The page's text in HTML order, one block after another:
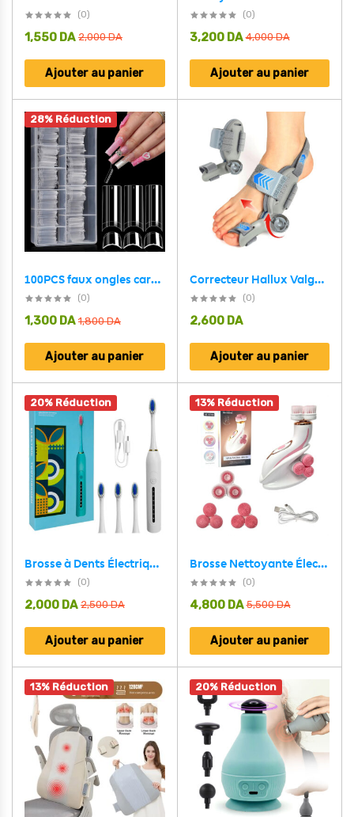
(0)
2,000DA
1,550 DA
Ajouter au panier
(0)
4,000DA
3,200 DA
Ajouter au panier
28% Réduction
100PCS faux ongles carrés transparents professionnels en acrylique – طقم أظافر صناعية
(0)
1,800DA
1,300 DA
Ajouter au panier
Correcteur Hallux Valgus pour Femme et Homme avec Molette Réglable – مصحح وضعية القدم
(0)
2,600 DA
Ajouter au panier
20% Réduction
Brosse à Dents Électrique 4 Têtes Incluses Rechargeable et Étanche IPX7 – فرشاة أسنان كهربائية بأربعة رؤوس
(0)
2,500DA
2,000 DA
Ajouter au panier
13% Réduction
Brosse Nettoyante Électrique Cnaier AE-8788 3 Têtes Rotatives Recharge USB – جهاز تنظيف البشرة بعمق
(0)
5,500DA
4,800 DA
Ajouter au panier
13% Réduction 20% Réduction